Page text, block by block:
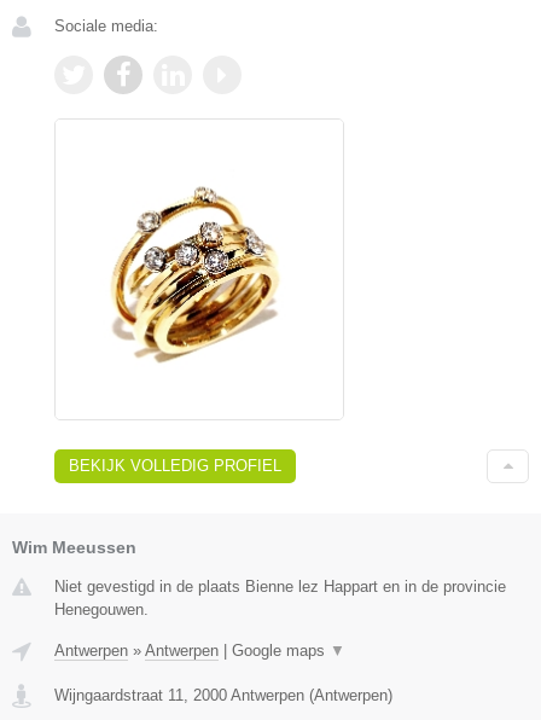
Sociale media:
BEKIJK VOLLEDIG PROFIEL
Wim Meeussen
Niet gevestigd in de plaats Bienne lez Happart en in de provincie
Henegouwen.
Antwerpen » Antwerpen Google maps ▼
Wijngaardstraat 11, 2000 Antwerpen (Antwerpen)